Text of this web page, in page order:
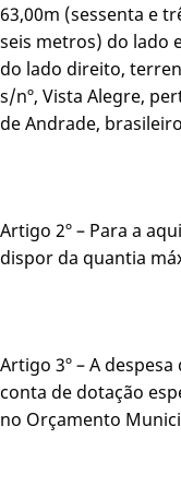
63,00m (sessenta e
seis metros) do lado
do lado direito,
s/nº, Vista Alegre,
de Andrade,
Artigo 2º – Para a
dispor da quantia
Artigo 3º – A
conta de dotação
no Orçamento